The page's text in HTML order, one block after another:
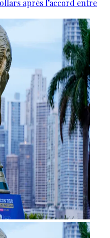
après l’accord entre